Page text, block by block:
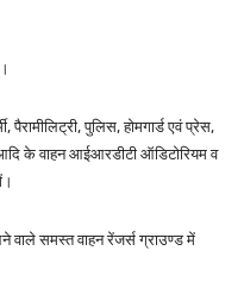
पुलिस, होमगार्ड एवं प्रेस,
के वाहन आईआरडीटी ऑडिटोरियम व
समस्त वाहन रेंजर्स ग्राउण्ड में